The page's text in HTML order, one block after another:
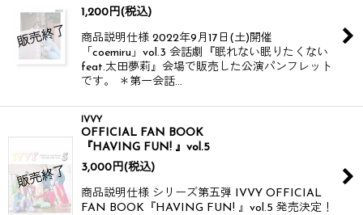
1,200 円(税込)
商品説明仕様 2022年9月17日(土)開催
「coemiru」vol.3 会話劇『眠れない眠りたくない
feat.太田夢莉』会場で販売した公演パンフレット
です。 ＊第一会話…
IVVY
OFFICIAL FAN BOOK
『HAVING FUN! 』vol.5
3,000 円(税込)
商品説明仕様 シリーズ第五弾 IVVY OFFICIAL
FAN BOOK『HAVING FUN! 』vol.5 発売決定！